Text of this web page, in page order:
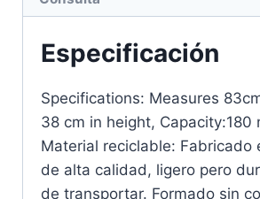
Especificación
Specifications: Measures
38 cm in height, Capacity:180
Material reciclable: Fabricado
de alta calidad, ligero pero
de transportar. Formado sin